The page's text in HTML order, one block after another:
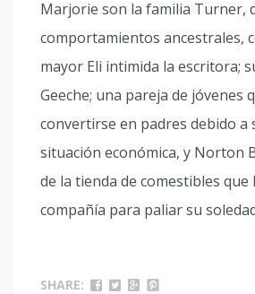
Marjorie son la familia Turner,
comportamientos ancestrales,
mayor Eli intimida la escritora;
Geeche; una pareja de jóvenes
convertirse en padres debido a
situación económica, y Norton
de la tienda de comestibles que
compañía para paliar su
SHARE: